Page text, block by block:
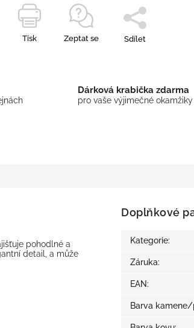
Tisk Zeptat se Sdílet
Dárková krabička zdarma
pro vaše výjimečné okamžiky
pohodlné a
detail, a může
Doplňkové
Kategorie:
Záruka:
EAN:
Barva